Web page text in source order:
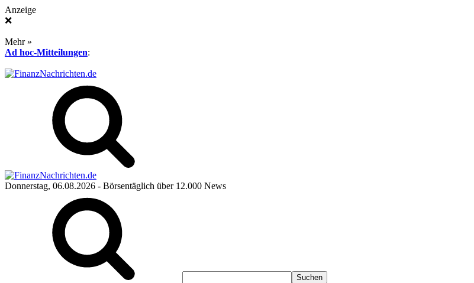
Anzeige
❌
Mehr »
Ad hoc-Mitteilungen:
Donnerstag, 06.08.2026 - Börsentäglich über 12.000 News